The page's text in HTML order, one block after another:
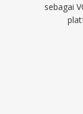
sebagai